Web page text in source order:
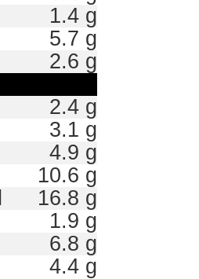
1.4 g
5.7 g
2.6 g
2.4 g
3.1 g
4.9 g
10.6 g
16.8 g
1.9 g
6.8 g
4.4 g